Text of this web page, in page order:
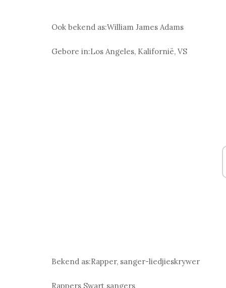
Ook bekend as:William James Adams
Gebore in:Los Angeles, Kalifornië, VS
Bekend as:Rapper, sanger-liedjieskrywer
Rappers Swart sangers